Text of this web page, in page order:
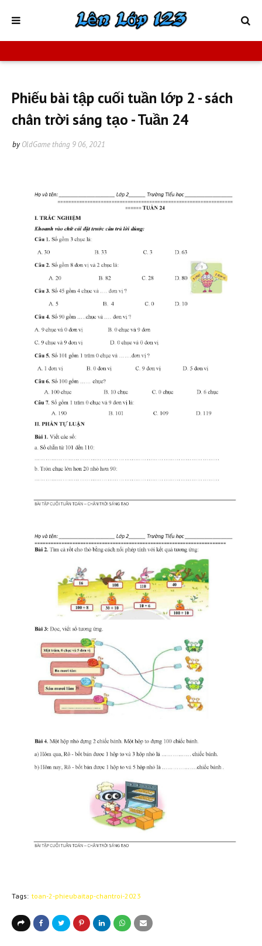
Phiếu bài tập cuối tuần lớp 2 - sách
chân trời sáng tạo - Tuần 24
by OldGame tháng 9 06, 2021
Tags: toan-2-phieubaitap-chantroi-2023